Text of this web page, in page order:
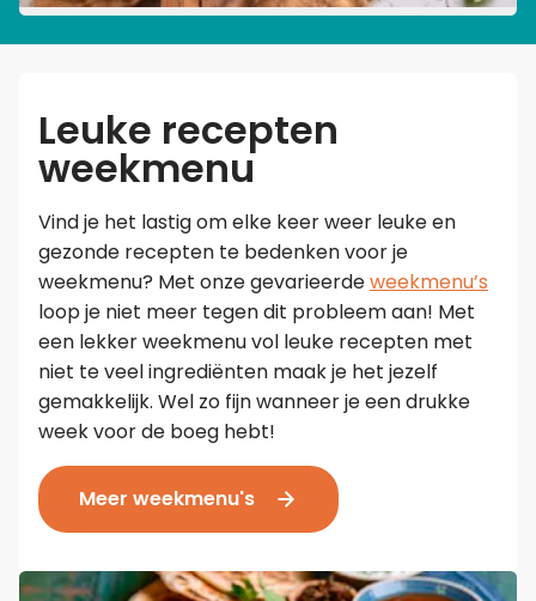
Leuke recepten
weekmenu
Vind je het lastig om elke keer weer leuke en
gezonde recepten te bedenken voor je
weekmenu? Met onze gevarieerdeweekmenu’s
loop je niet meer tegen dit probleem aan! Met
een lekker weekmenu vol leuke recepten met
niet te veel ingrediënten maak je het jezelf
gemakkelijk. Wel zo fijn wanneer je een drukke
week voor de boeg hebt!
Meer weekmenu's